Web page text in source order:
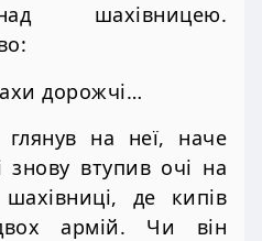
шахівницею.
дорожчі…
глянув на неї, наче
знову втупив очі на
де кипів
армій. Чи він